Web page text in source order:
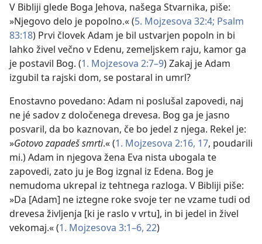
V Bibliji glede Boga Jehova, našega Stvarnika, piše:
»Njegovo delo je popolno.« (5. Mojzesova 32:4; Psalm
83:18) Prvi človek Adam je bil ustvarjen popoln in bi
lahko živel večno v Edenu, zemeljskem raju, kamor ga
je postavil Bog. (1. Mojzesova 2:7–9) Zakaj je Adam
izgubil ta rajski dom, se postaral in umrl?
Enostavno povedano: Adam ni poslušal zapovedi, naj
ne jé sadov z določenega drevesa. Bog ga je jasno
posvaril, da bo kaznovan, če bo jedel z njega. Rekel je:
»Gotovo zapadeš smrti.« (1. Mojzesova 2:16, 17, poudarili
mi.) Adam in njegova žena Eva nista ubogala te
zapovedi, zato ju je Bog izgnal iz Edena. Bog je
nemudoma ukrepal iz tehtnega razloga. V Bibliji piše:
»Da [Adam] ne iztegne roke svoje ter ne vzame tudi od
drevesa življenja [ki je raslo v vrtu], in bi jedel in živel
vekomaj.« (1. Mojzesova 3:1–6, 22)